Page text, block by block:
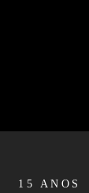
15 ANOS